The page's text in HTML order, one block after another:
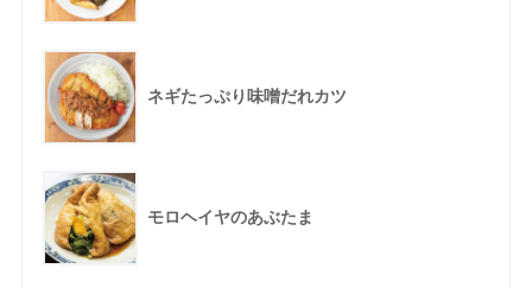
ネギたっぷり味噌だれカツ
モロヘイヤのあぶたま